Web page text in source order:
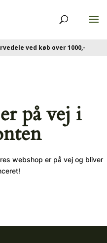
ved køb over 1000,-
på vej i
webshop er på vej og bliver